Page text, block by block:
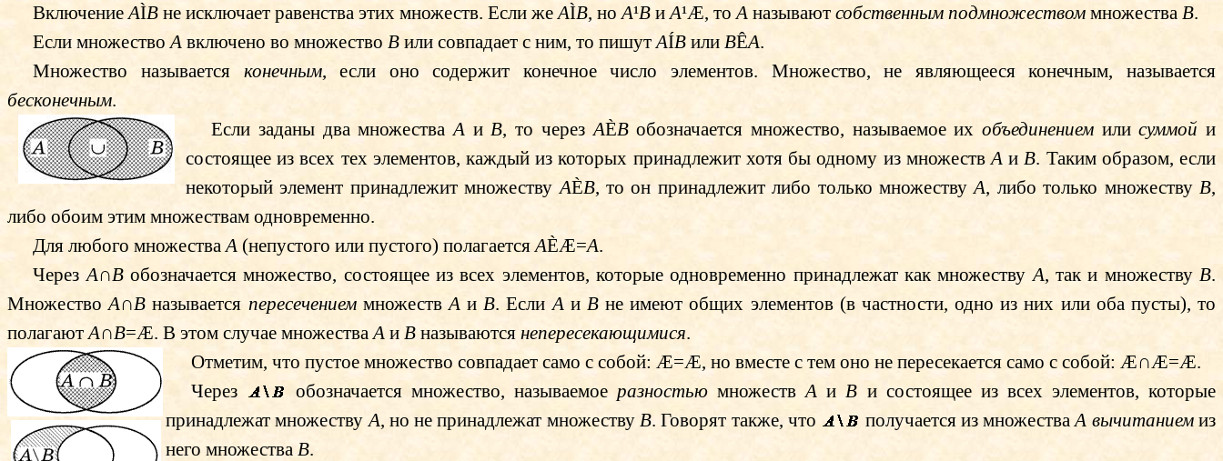
ВключениеAÌB не исключает равенства этих множеств. Если жеAÌB, ноA¹B и A¹Æ, тоA называютсобственным подмножеством множестваB.
Если множествоA включено во множествоB или совпадает с ним, то пишутAÍB илиBÊA.
Множество называется конечным, если оно содержит конечное число элементов. Множество, не являющееся конечным, называется
бесконечным.
Если заданы два множестваA иB, то черезAÈB обозначается множество, называемое их объединениемилисуммой и
состоящее из всех тех элементов, каждый из которых принадлежит хотя бы одному из множествAиB. Таким образом, если
некоторый элемент принадлежит множествуAÈB, то он принадлежит либо только множествуA, либо только множествуB,
либо обоим этим множествам одновременно.
Для любого множестваA (непустого или пустого) полагаетсяAÈÆ=A.
ЧерезA∩B обозначается множество, состоящее из всех элементов, которые одновременно принадлежат как множествуA, так и множествуB.
МножествоA∩B называется пересечениеммножествAиB. ЕслиAи B не имеют общих элементов (в частности, одно из них или оба пусты), то
полагаютA∩B=Æ. В этом случае множестваA и B называются непересекающимися.
Отметим, что пустое множество совпадает само с собой:Æ=Æ, но вместе с тем оно не пересекается само с собой:Æ∩Æ=Æ.
Через
обозначаетсямножество, называемое разностьюмножествA иB и состоящее из всех элементов, которые
принадлежат множествуA, но не принадлежат множествуB. Говорят также, что получается из множестваA вычитаниемиз
него множества B.